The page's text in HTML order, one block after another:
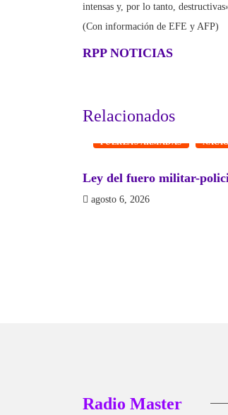
intensas y, por lo tanto,
(Con información de EFE y AFP)
RPP NOTICIAS
Relacionados
FUERZAS ARMADAS
Ley del fuero militar-
agosto 6, 2026
Radio Master